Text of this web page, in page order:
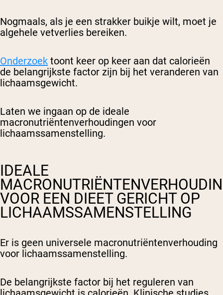
Nogmaals, als je een strakker buikje wilt, moet je
algehele vetverlies bereiken.
Onderzoek toont keer op keer aan dat calorieën
de belangrijkste factor zijn bij het veranderen van
lichaamsgewicht.
Laten we ingaan op de ideale
macronutriëntenverhoudingen voor
lichaamssamenstelling.
IDEALE
VOOR EEN DIEET GERICHT OP
LICHAAMSSAMENSTELLING
Er is geen universele macronutriëntenverhouding
voor lichaamssamenstelling.
De belangrijkste factor bij het reguleren van